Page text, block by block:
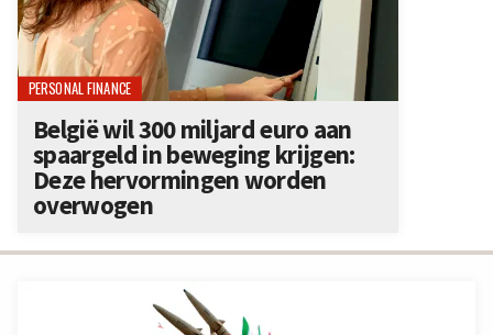
PERSONAL FINANCE
België wil 300 miljard euro aan
spaargeld in beweging krijgen:
Deze hervormingen worden
overwogen